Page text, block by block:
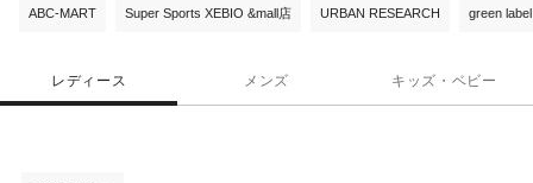
ABC-MART Super Sports XEBIO &mall店 URBAN RESEARCH green
レディース メンズ キッズ・ベビー